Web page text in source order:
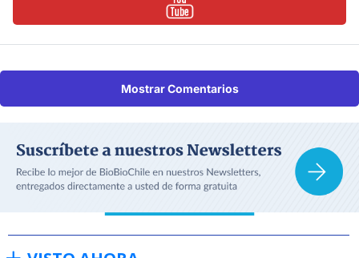
Mostrar Comentarios